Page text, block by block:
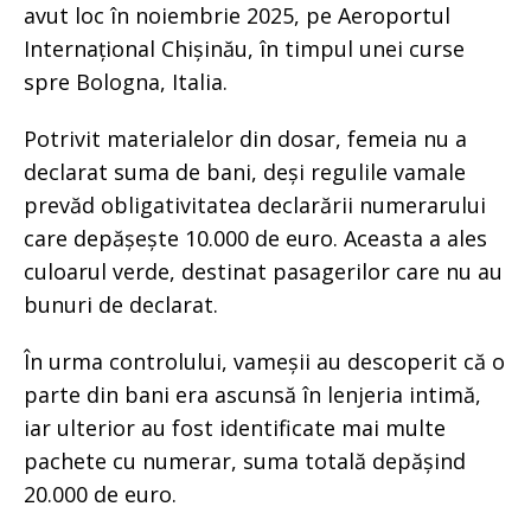
avut loc în noiembrie 2025, pe Aeroportul
Internațional Chișinău, în timpul unei curse
spre Bologna, Italia.
Potrivit materialelor din dosar, femeia nu a
declarat suma de bani, deși regulile vamale
prevăd obligativitatea declarării numerarului
care depășește 10.000 de euro. Aceasta a ales
culoarul verde, destinat pasagerilor care nu au
bunuri de declarat.
În urma controlului, vameșii au descoperit că o
parte din bani era ascunsă în lenjeria intimă,
iar ulterior au fost identificate mai multe
pachete cu numerar, suma totală depășind
20.000 de euro.